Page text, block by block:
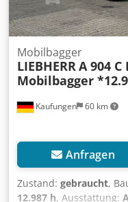
Kaufungen 60 km
Mobilbagger
LIEBHERRA 904
Mobilbagger
Anfragen
Zustand: gebraucht,
12.987 h, Ausstattung: